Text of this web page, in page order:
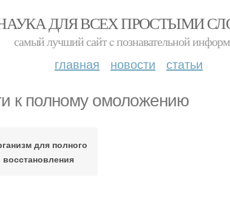
ДЛЯ ВСЕХ ПРОСТЫМИ
самый лучший сайт c познавательной
главная новости статьи
к полному омоложению
для полного
восстановления